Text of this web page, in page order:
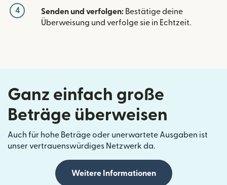
4 Senden und verfolgen: Bestätige deine
Überweisung und verfolge sie in Echtzeit.
Ganz einfach große
Beträge überweisen
Auch für hohe Beträge oder unerwartete Ausgaben ist
unser vertrauenswürdiges Netzwerk da.
Weitere Informationen